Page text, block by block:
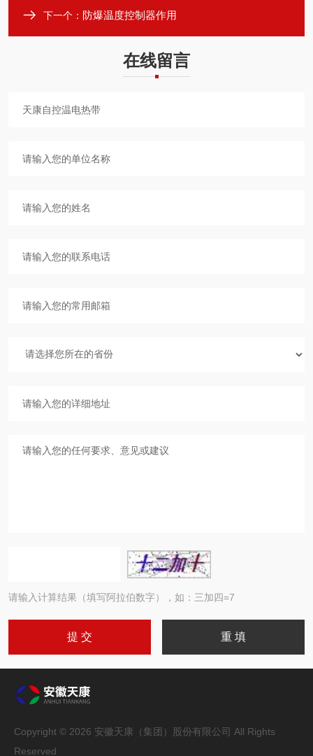
下一个： 防爆温度控制器作用
在线留言
请输入计算结果（填写阿拉伯数字），如：三加四=7
Copyright © 2026 安徽天康（集团）股份有限公司 All Rights
Reserved